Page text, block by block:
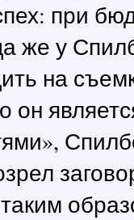
при
же у
на
он
таким